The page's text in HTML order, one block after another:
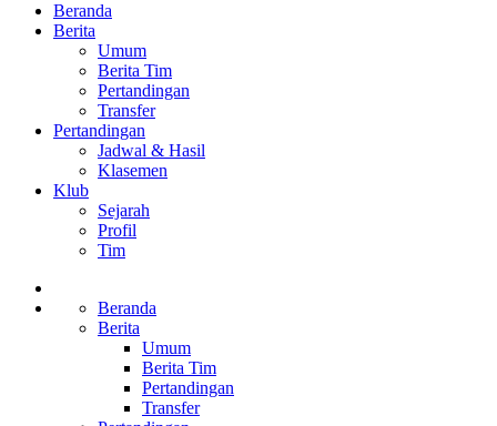
Beranda
Berita
Umum
Berita Tim
Pertandingan
Transfer
Pertandingan
Jadwal & Hasil
Klasemen
Klub
Sejarah
Profil
Tim
Beranda
Berita
Umum
Berita Tim
Pertandingan
Transfer